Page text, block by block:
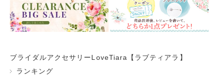
ブライダルアクセサリーLoveTiara【ラブティアラ】
ランキング